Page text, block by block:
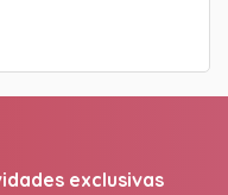
exclusivas